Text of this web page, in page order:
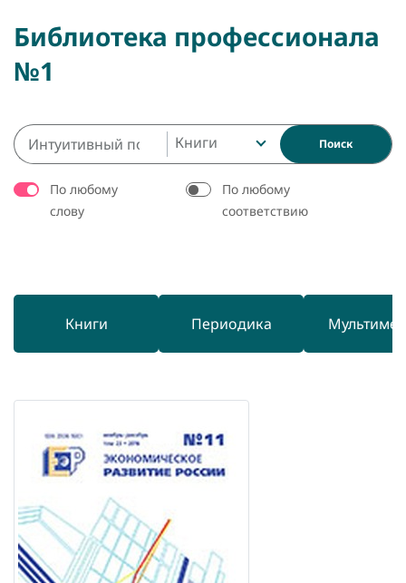
Библиотека профессионала
№1
Книги Поиск
По любому
слову
По любому
соответствию
Книги Периодика